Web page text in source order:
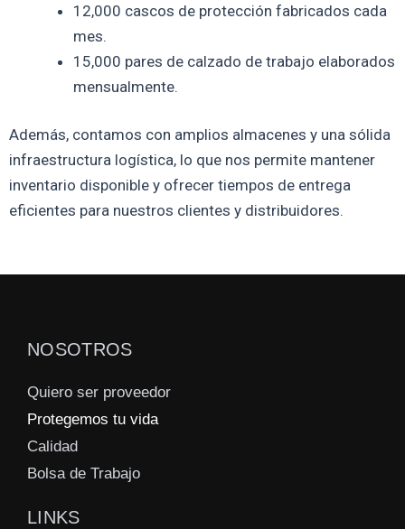
12,000 cascos de protección fabricados cada
mes.
15,000 pares de calzado de trabajo elaborados
mensualmente.
Además, contamos con amplios almacenes y una sólida
infraestructura logística, lo que nos permite mantener
inventario disponible y ofrecer tiempos de entrega
eficientes para nuestros clientes y distribuidores.
NOSOTROS
Quiero ser proveedor
Protegemos tu vida
Calidad
Bolsa de Trabajo
LINKS